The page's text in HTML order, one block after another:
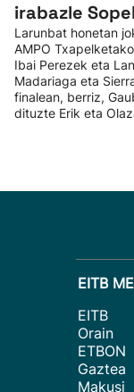
irabazle
Larunbat honetan
AMPO
Ibai Perezek eta
Madariaga eta
finalean, berriz,
dituzte Erik eta
EITB
EITB
Orain
ETBON
Gaztea
Makusi